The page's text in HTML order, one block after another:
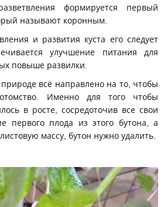
формируется первый
называют коронным.
и развития куста его следует
улучшение питания для
повыше развилки.
всё направлено на то, чтобы
Именно для того чтобы
в росте, сосредоточив все свои
первого плода из этого бутона, а
массу, бутон нужно удалить.